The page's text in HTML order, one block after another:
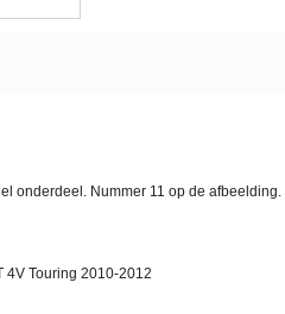
onderdeel. Nummer 11 op de afbeelding.
4V Touring 2010-2012